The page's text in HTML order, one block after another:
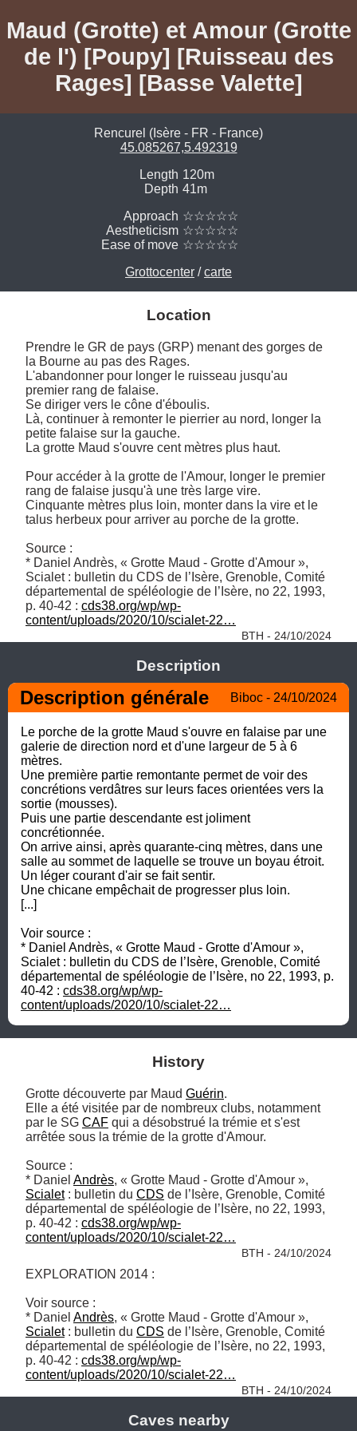
Maud (Grotte) et Amour (Grotte
de l') [Poupy] [Ruisseau des
Rages] [Basse Valette]
Rencurel (Isère - FR - France)
45.085267,5.492319
Length 120m
Depth 41m
Approach ☆☆☆☆☆
Aestheticism ☆☆☆☆☆
Ease of move ☆☆☆☆☆
Grottocenter /carte
Location
Prendre le GR de pays (GRP) menant des gorges de
la Bourne au pas des Rages.
L'abandonner pour longer le ruisseau jusqu'au
premier rang de falaise.
Se diriger vers le cône d'éboulis.
Là, continuer à remonter le pierrier au nord, longer la
petite falaise sur la gauche.
La grotte Maud s'ouvre cent mètres plus haut.
Pour accéder à la grotte de l'Amour, longer le premier
rang de falaise jusqu'à une très large vire.
Cinquante mètres plus loin, monter dans la vire et le
talus herbeux pour arriver au porche de la grotte.
Source :
* Daniel Andrès, « Grotte Maud - Grotte d'Amour »,
Scialet : bulletin du CDS de l’Isère, Grenoble, Comité
départemental de spéléologie de l’Isère, no 22, 1993,
p. 40-42 : cds38.org/wp/wp-
content/uploads/2020/10/scialet-22…
BTH - 24/10/2024
Description
Description générale Biboc - 24/10/2024
Le porche de la grotte Maud s'ouvre en falaise par une
galerie de direction nord et d'une largeur de 5 à 6
mètres.
Une première partie remontante permet de voir des
concrétions verdâtres sur leurs faces orientées vers la
sortie (mousses).
Puis une partie descendante est joliment
concrétionnée.
On arrive ainsi, après quarante-cinq mètres, dans une
salle au sommet de laquelle se trouve un boyau étroit.
Un léger courant d'air se fait sentir.
Une chicane empêchait de progresser plus loin.
[...]
Voir source :
* Daniel Andrès, « Grotte Maud - Grotte d'Amour »,
Scialet : bulletin du CDS de l’Isère, Grenoble, Comité
départemental de spéléologie de l’Isère, no 22, 1993, p.
40-42 : cds38.org/wp/wp-
content/uploads/2020/10/scialet-22…
History
Grotte découverte par Maud Guérin.
Elle a été visitée par de nombreux clubs, notamment
par le SG CAF qui a désobstrué la trémie et s'est
arrêtée sous la trémie de la grotte d'Amour.
Source :
* Daniel Andrès
Scialet : bulletin du CDS de l’Isère, Grenoble, Comité
départemental de spéléologie de l’Isère, no 22, 1993,
p. 40-42 : cds38.org/wp/wp-
content/uploads/2020/10/scialet-22…
BTH - 24/10/2024
EXPLORATION 2014 :
Voir source :
* Daniel Andrès
Scialet : bulletin du CDS de l’Isère, Grenoble, Comité
départemental de spéléologie de l’Isère, no 22, 1993,
p. 40-42 : cds38.org/wp/wp-
content/uploads/2020/10/scialet-22…
BTH - 24/10/2024
Caves nearby